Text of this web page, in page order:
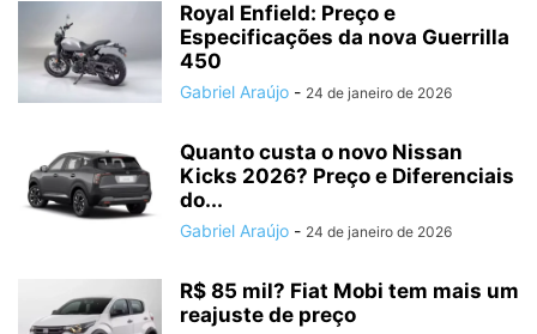
Royal Enfield: Preço e
Especificações da nova Guerrilla
450
Gabriel Araújo - 24 de janeiro de 2026
Quanto custa o novo Nissan
Kicks 2026? Preço e Diferenciais
do...
Gabriel Araújo - 24 de janeiro de 2026
R$ 85 mil? Fiat Mobi tem mais um
reajuste de preço